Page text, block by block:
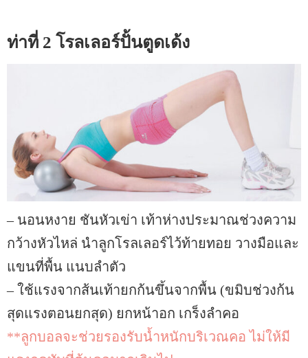
ท่าที่ 2 โรลเลอร์ปั้นตูดเด้ง
– นอนหงาย ชันหัวเข่า เท้าห่างประมาณช่วงความ
กว้างหัวไหล่ นำลูกโรลเลอร์ไว้ท้ายทอย วางมือและ
แขนที่พื้น แนบลำตัว
– ใช้แรงจากส้นเท้ายกก้นขึ้นจากพื้น (ขมิบช่วงก้น
สุดแรงตอนยกสุด) ยกหน้าอก เกร็งลำคอ
**ลูกบอลจะช่วยรองรับน้ำหนักบริเวณคอ ไม่ให้มี